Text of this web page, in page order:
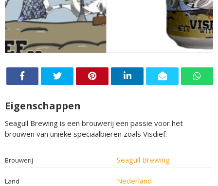
Eigenschappen
Seagull Brewing is een brouwerij een passie voor het
brouwen van unieke speciaalbieren zoals Visdief.
Brouwerij Seagull Brewing
Land Nederland